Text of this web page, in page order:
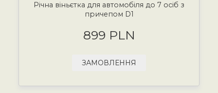
Річна віньєтка для автомобіля до 7 осіб з
причепом D1
899 PLN
ЗАМОВЛЕННЯ